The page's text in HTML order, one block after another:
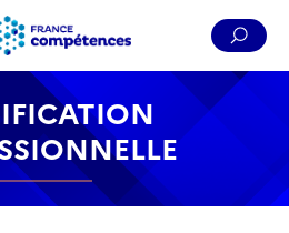
Menu Pied de page